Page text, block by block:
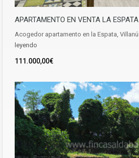
APARTAMENTO EN VENTA LA
Acogedor apartamento en la Espata,
leyendo
111.000,00€